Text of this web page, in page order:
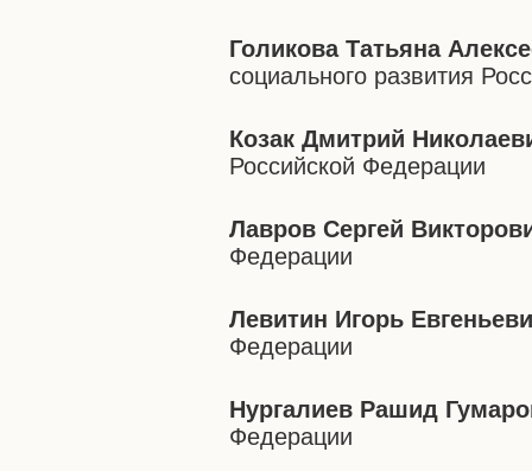
Голикова Татьяна
социального развития
Козак Дмитрий
Российской Федерации
Лавров Сергей
Федерации
Левитин Игорь
Федерации
Нургалиев Рашид
Федерации